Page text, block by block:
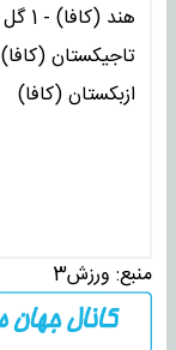
هند (کافا) - 1 گل
تاجیکستان (کافا)
ازبکستان (کافا)
منبع: ورزش3